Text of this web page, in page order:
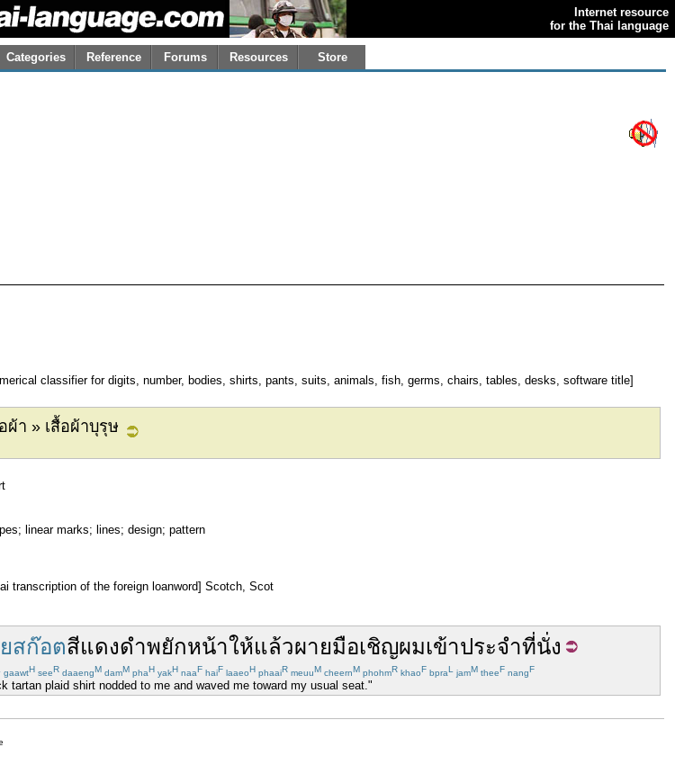
Internet resource
for the Thai language
Categories Reference Forums Resources Store
classifier for digits, number, bodies, shirts, pants, suits, animals, fish, germs, chairs, tables, desks, software title]
ผ้า » เสื้อผ้าบุรุษ
linear marks; lines; design; pattern
transcription of the foreign loanword] Scotch, Scot
สก๊อตสีแดงดำพยักหน้าให้แล้วผายมือเชิญผมเข้าประจำที่นั่ง
gaawtH seeR daaengM damM phaH yakH naaF haiF laaeoH phaaiR meuuM cheernM phohmR khaoF bpraL jamM theeF nangF
tartan plaid shirt nodded to me and waved me toward my usual seat."